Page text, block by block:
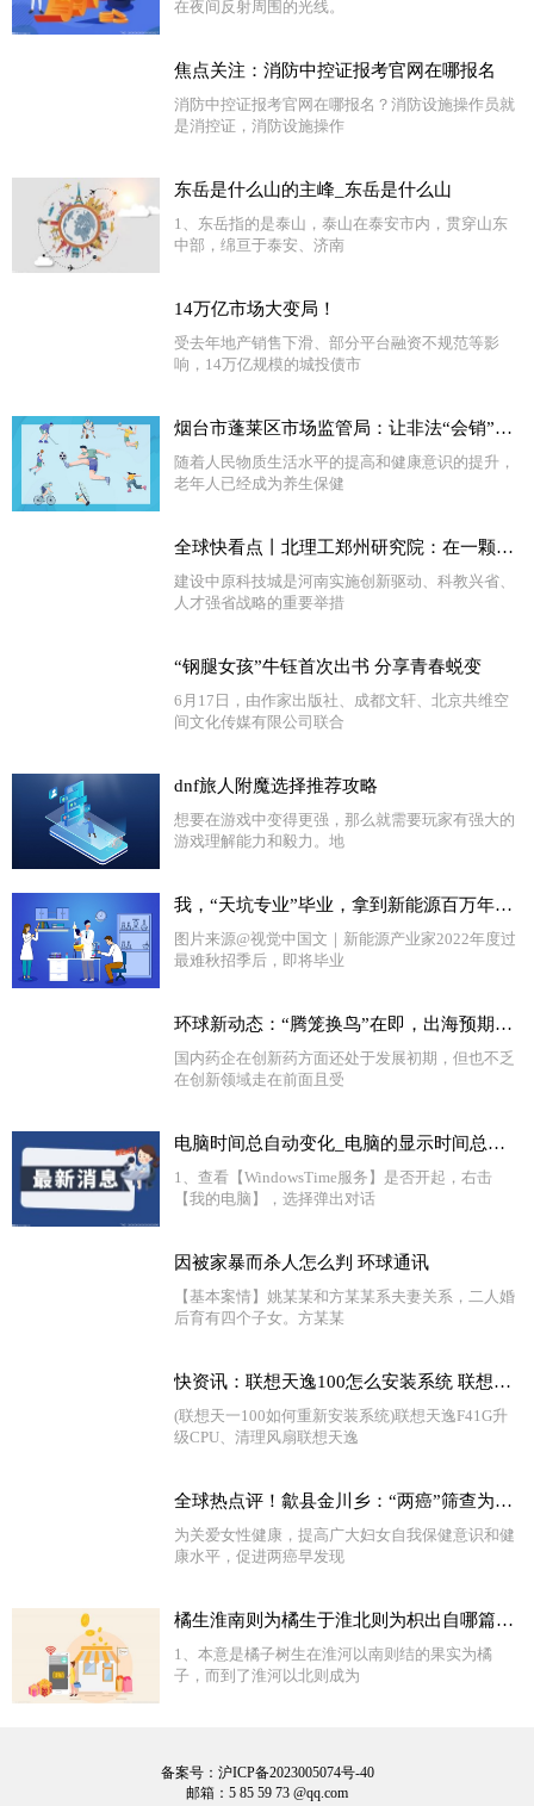
在夜间反射周围的光线。
焦点关注：消防中控证报考官网在哪报名
消防中控证报考官网在哪报名？消防设施操作员就
是消控证，消防设施操作
东岳是什么山的主峰_东岳是什么山
1、东岳指的是泰山，泰山在泰安市内，贯穿山东
中部，绵亘于泰安、济南
14万亿市场大变局！
受去年地产销售下滑、部分平台融资不规范等影
响，14万亿规模的城投债市
烟台市蓬莱区市场监管局：让非法“会销”无处遁形
随着人民物质生活水平的提高和健康意识的提升，
老年人已经成为养生保健
全球快看点丨北理工郑州研究院：在一颗微芯片上建“实验室”！丨崛起的中原科技城
建设中原科技城是河南实施创新驱动、科教兴省、
人才强省战略的重要举措
“钢腿女孩”牛钰首次出书 分享青春蜕变
6月17日，由作家出版社、成都文轩、北京共维空
间文化传媒有限公司联合
dnf旅人附魔选择推荐攻略
想要在游戏中变得更强，那么就需要玩家有强大的
游戏理解能力和毅力。地
我，“天坑专业”毕业，拿到新能源百万年薪-全球热议
图片来源@视觉中国文｜新能源产业家2022年度过
最难秋招季后，即将毕业
环球新动态：“腾笼换鸟”在即，出海预期兑现，国产创新药大有可为
国内药企在创新药方面还处于发展初期，但也不乏
在创新领域走在前面且受
电脑时间总自动变化_电脑的显示时间总是自动变快是怎么回事
1、查看【WindowsTime服务】是否开起，右击
【我的电脑】，选择弹出对话
因被家暴而杀人怎么判 环球通讯
【基本案情】姚某某和方某某系夫妻关系，二人婚
后育有四个子女。方某某
快资讯：联想天逸100怎么安装系统 联想天逸100一键重装
(联想天一100如何重新安装系统)联想天逸F41G升
级CPU、清理风扇联想天逸
全球热点评！歙县金川乡：“两癌”筛查为适龄妇女健康保驾护航
为关爱女性健康，提高广大妇女自我保健意识和健
康水平，促进两癌早发现
橘生淮南则为橘生于淮北则为枳出自哪篇文章怎么读_橘生淮南则为橘生于淮北则为枳意思
1、本意是橘子树生在淮河以南则结的果实为橘
子，而到了淮河以北则成为
备案号：沪ICP备2023005074号-40
邮箱：5 85 59 73 @qq.com